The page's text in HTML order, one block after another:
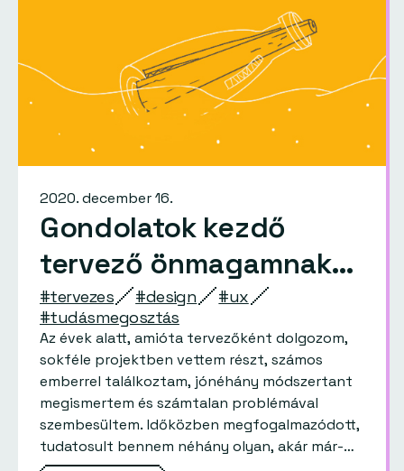
2020. december 16.
Gondolatok kezdő
tervező önmagamnak…
#tervezes #design
#ux
#tudásmegosztás
Az évek alatt, amióta tervezőként dolgozom,
sokféle projektben vettem részt, számos
emberrel találkoztam, jónéhány módszertant
megismertem és számtalan problémával
szembesültem. Időközben megfogalmazódott,
tudatosult bennem néhány olyan, akár már-